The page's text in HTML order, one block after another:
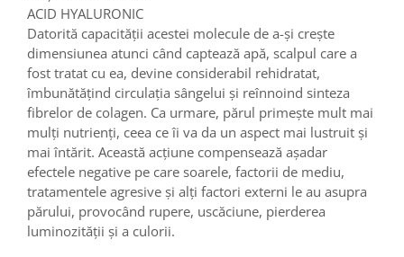
ACID HYALURONIC
Datorită capacității acestei molecule de a-și crește
dimensiunea atunci când captează apă, scalpul care a
fost tratat cu ea, devine considerabil rehidratat,
îmbunătățind circulația sângelui și reînnoind sinteza
fibrelor de colagen. Ca urmare, părul primește mult mai
mulți nutrienți, ceea ce îi va da un aspect mai lustruit și
mai întărit. Această acțiune compensează așadar
efectele negative pe care soarele, factorii de mediu,
tratamentele agresive și alți factori externi le au asupra
părului, provocând rupere, uscăciune, pierderea
luminozității și a culorii.